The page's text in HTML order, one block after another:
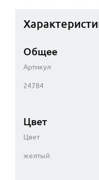
Общее
Артикул
24784
Цвет
Цвет
желтый